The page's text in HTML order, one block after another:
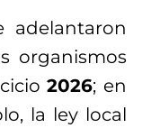
adelantaron
organismos
2026; en
la ley local